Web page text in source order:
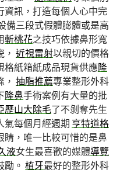
資訊，打造每個人心中完
備三段式假體膨體或是高
斬桃花之技巧依據鼻形寬
近視雷射以親切的價格
格紙箱紙成品現貨供應隆
， 抽脂推薦專業整形外科
隆鼻手術案例有大量的批
歷山大除毛了不剝奪先生
氣每個月經週期 亨特道格
睛，唯一比較可惜的是鼻
液女生最喜歡的媒體導覽
勵。 植牙最好的整形外科